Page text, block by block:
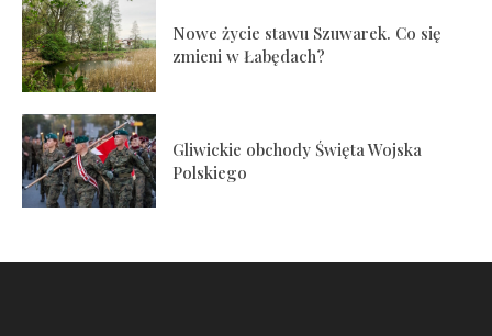
Nowe życie stawu Szuwarek. Co się
zmieni w Łabędach?
Gliwickie obchody Święta Wojska
Polskiego